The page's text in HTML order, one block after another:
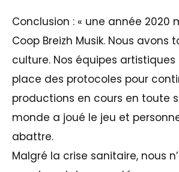
Conclusion : « une année 2020
Coop Breizh Musik. Nous avons
culture. Nos équipes
place des protocoles pour
productions en cours en toute
monde a joué le jeu et
abattre.
Malgré la crise sanitaire, nous